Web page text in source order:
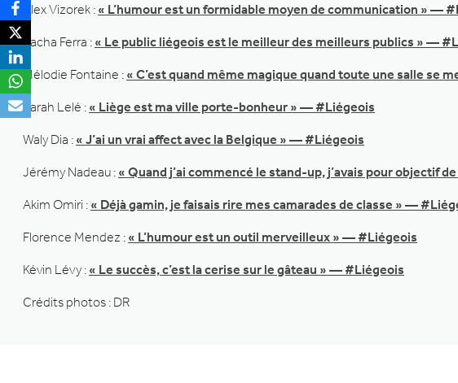
Alex Vizorek : « L’humour est un formidable moyen de communication » —
Sacha Ferra : « Le public liégeois est le meilleur des meilleurs publics » —
Mélodie Fontaine : « C’est quand même magique quand toute une salle se
Sarah Lelé : « Liège est ma ville porte-bonheur » — #Liégeois
Waly Dia : « J’ai un vrai affect avec la Belgique » — #Liégeois
Jérémy Nadeau : « Quand j’ai commencé le stand-up, j’avais pour objectif
Akim Omiri : « Déjà gamin, je faisais rire mes camarades de classe » —
Florence Mendez : « L’humour est un outil merveilleux » — #Liégeois
Kévin Lévy : « Le succès, c’est la cerise sur le gâteau » — #Liégeois
Crédits photos : DR